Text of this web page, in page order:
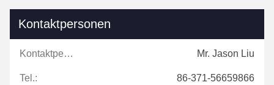
Kontaktpersonen
Kontaktpersonen: Mr. Jason Liu
Tel.: 86-371-56659866